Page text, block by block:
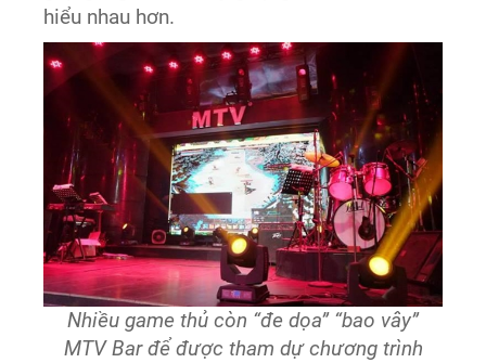
hiểu nhau hơn.
Nhiều game thủ còn “đe dọa” “bao vây”
MTV Bar để được tham dự chương trình